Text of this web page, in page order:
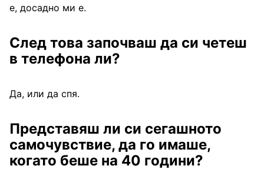
е, досадно ми е.
След това започваш да си четеш
в телефона ли?
Да, или да спя.
Представяш ли си сегашното
самочувствие, да го имаше,
когато беше на 40 години?